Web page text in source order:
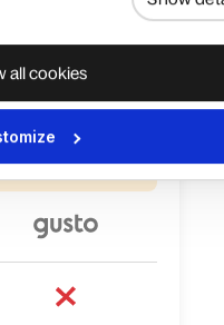
all cookies
개국에서 즉시
준수(컴플라이언
스턴트